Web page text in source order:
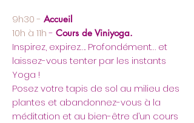
9h30 - Accueil
10h à 11h- Cours de Viniyoga.
Inspirez, expirez…. Profondément… et
laissez-vous tenter par les instants
Yoga !
Posez votre tapis de sol au milieu des
plantes et abandonnez-vous à la
méditation et au bien-être d’un cours